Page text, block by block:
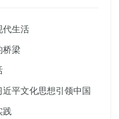
代生活
桥梁
平文化思想引领中国
践